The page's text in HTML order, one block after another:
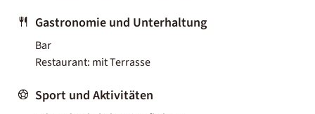
Gastronomie und Unterhaltung
Bar
Restaurant: mit Terrasse
Sport und Aktivitäten